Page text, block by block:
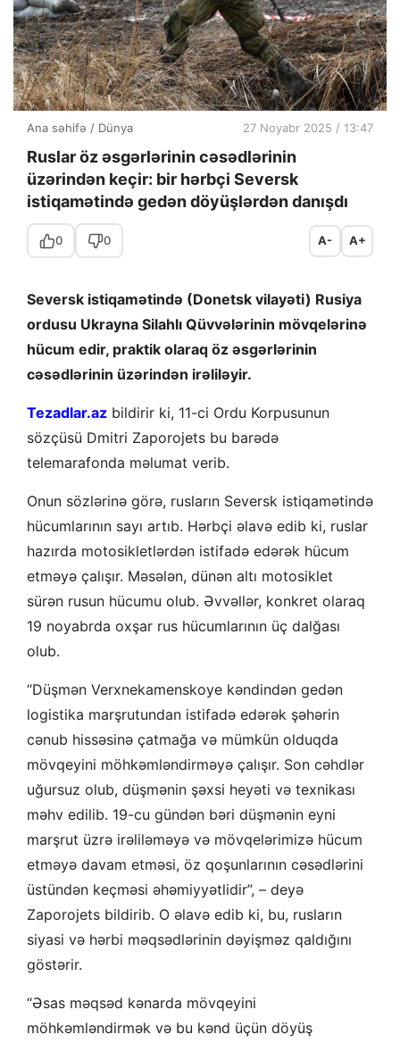
Ana səhifə / Dünya 27 Noyabr 2025 / 13:47
Ruslar öz əsgərlərinin cəsədlərinin
üzərindən keçir: bir hərbçi Seversk
istiqamətində gedən döyüşlərdən danışdı
0 0 A- A+
Seversk istiqamətində (Donetsk vilayəti) Rusiya
ordusu Ukrayna Silahlı Qüvvələrinin mövqelərinə
hücum edir, praktik olaraq öz əsgərlərinin
cəsədlərinin üzərindən irəliləyir.
Tezadlar.az bildirir ki, 11-ci Ordu Korpusunun
sözçüsü Dmitri Zaporojets bu barədə
telemarafonda məlumat verib.
Onun sözlərinə görə, rusların Seversk istiqamətində
hücumlarının sayı artıb. Hərbçi əlavə edib ki, ruslar
hazırda motosikletlərdən istifadə edərək hücum
etməyə çalışır. Məsələn, dünən altı motosiklet
sürən rusun hücumu olub. Əvvəllər, konkret olaraq
19 noyabrda oxşar rus hücumlarının üç dalğası
olub.
“Düşmən Verxnekamenskoye kəndindən gedən
logistika marşrutundan istifadə edərək şəhərin
cənub hissəsinə çatmağa və mümkün olduqda
mövqeyini möhkəmləndirməyə çalışır. Son cəhdlər
uğursuz olub, düşmənin şəxsi heyəti və texnikası
məhv edilib. 19-cu gündən bəri düşmənin eyni
marşrut üzrə irəliləməyə və mövqelərimizə hücum
etməyə davam etməsi, öz qoşunlarının cəsədlərini
üstündən keçməsi əhəmiyyətlidir”, – deyə
Zaporojets bildirib. O əlavə edib ki, bu, rusların
siyasi və hərbi məqsədlərinin dəyişməz qaldığını
göstərir.
“Əsas məqsəd kənarda mövqeyini
möhkəmləndirmək və bu kənd üçün döyüş